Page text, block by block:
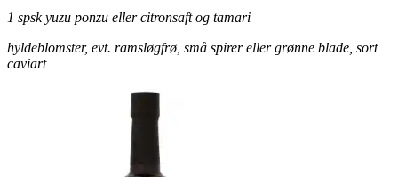
1 spsk yuzu ponzu eller citronsaft og tamari
hyldeblomster, evt. ramsløgfrø, små spirer eller grønne blade, sort
caviart